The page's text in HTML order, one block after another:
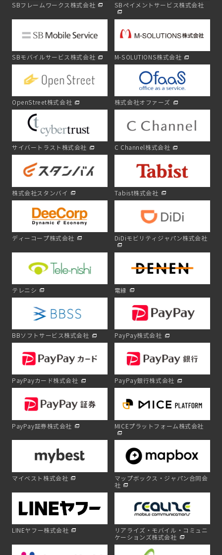
SBフレームワークス株式会社 SBペイメントサービス株式会社
SBモバイルサービス株式会社 M-SOLUTIONS株式会社
OpenStreet株式会社 株式会社オファーズ
サイバートラスト株式会社 C Channel株式会社
株式会社スタンバイ Tabist株式会社
ディーコープ株式会社 DiDiモビリティジャパン株式会社
テレニシ 電縁
BBソフトサービス株式会社 PayPay株式会社
PayPayカード株式会社 PayPay銀行株式会社
PayPay証券株式会社 MICEプラットフォーム株式会社
マイベスト株式会社
マップボックス・ジャパン合同会
社
LINEヤフー株式会社
リアライズ・モバイル・コミュニ
ケーションズ株式会社